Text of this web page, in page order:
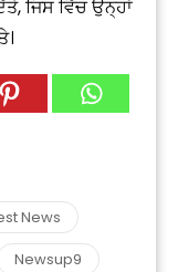
ਜਿਸ ਵਿੱਚ ਉਨ੍ਹਾਂ
News
Newsup9